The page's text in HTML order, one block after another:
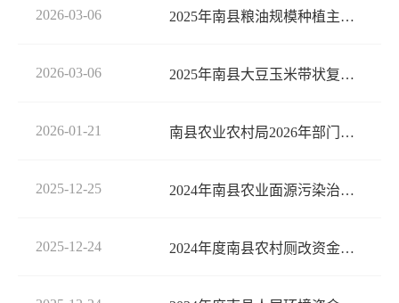
2026-03-06 2025年南县粮油规模种植主体提升项目资金绩效自评报告
2026-03-06 2025年南县大豆玉米带状复合种植项目中央资金绩效自评报告
2026-01-21 南县农业农村局2026年部门预算
2025-12-25 2024年南县农业面源污染治理资金绩效评价报告
2025-12-24 2024年度南县农村厕改资金资金绩效评价报告